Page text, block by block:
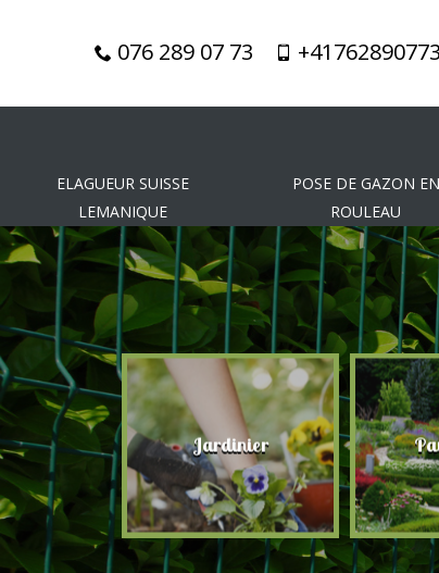
076 289 07 73 +41762890773
ELAGUEUR SUISSE
LEMANIQUE
POSE DE GAZON EN
ROULEAU
Jardinier